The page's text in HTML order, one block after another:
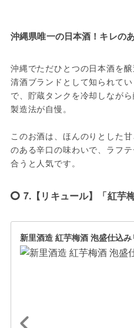
沖縄県唯一の日本酒！キレの
沖縄でただひとつの日本酒を
清酒ブランドとして知られて
で、貯蔵タンクを冷却しなが
製造法が自慢。
このお酒は、ほんのりとした
のある辛口の味わいで、ラフ
合うと人気です。
7.【リキュール】「紅芋梅
新里酒造 紅芋梅酒 泡盛仕込